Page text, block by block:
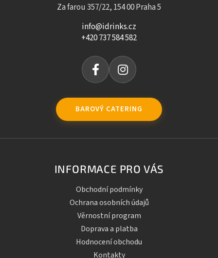
Za farou 357/22, 154 00 Praha 5
info@idrinks.cz
+420 737 584 582
BAROVÝ CATERING
INFORMACE PRO VÁS
Obchodní podmínky
Ochrana osobních údajů
Věrnostní program
Doprava a platba
Hodnocení obchodu
Kontakty